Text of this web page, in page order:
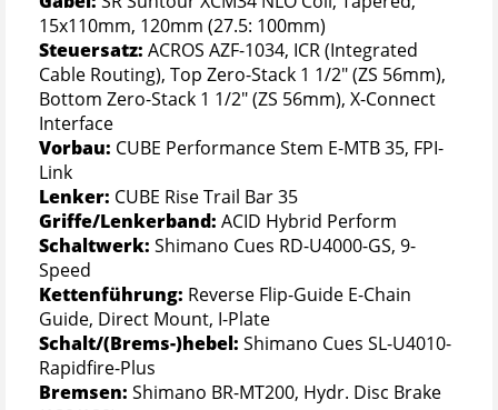
15x110mm, 120mm (27.5: 100mm)
Steuersatz: ACROS AZF-1034, ICR (Integrated
Cable Routing), Top Zero-Stack 1 1/2" (ZS 56mm),
Bottom Zero-Stack 1 1/2" (ZS 56mm), X-Connect
Interface
Vorbau: CUBE Performance Stem E-MTB 35, FPI-
Link
Lenker: CUBE Rise Trail Bar 35
Griffe/Lenkerband: ACID Hybrid Perform
Schaltwerk: Shimano Cues RD-U4000-GS, 9-
Speed
Kettenführung: Reverse Flip-Guide E-Chain
Guide, Direct Mount, I-Plate
Schalt/(Brems-)hebel: Shimano Cues SL-U4010-
Rapidfire-Plus
Bremsen: Shimano BR-MT200, Hydr. Disc Brake